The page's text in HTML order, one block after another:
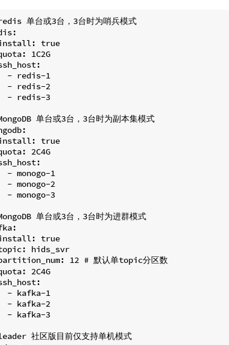
单台或3台，3台时为哨兵模式
true
1C2G
- redis-1
- redis-2
- redis-3
单台或3台，3台时为副本集模式
true
2C4G
- monogo-1
- monogo-2
- monogo-3
单台或3台，3台时为进群模式
true
hids_svr
12 # 默认单topic分区数
2C4G
- kafka-1
- kafka-2
- kafka-3
社区版目前仅支持单机模式